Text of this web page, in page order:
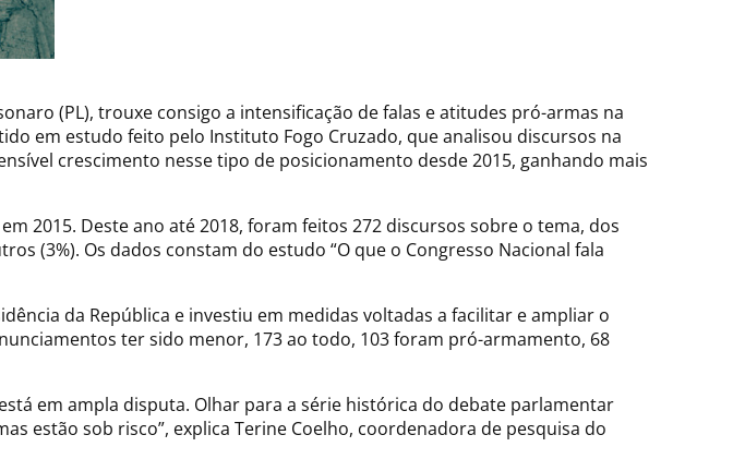
(PL), trouxe consigo a intensificação de falas e atitudes pró-armas na
em estudo feito pelo Instituto Fogo Cruzado, que analisou discursos na
crescimento nesse tipo de posicionamento desde 2015, ganhando mais
2015. Deste ano até 2018, foram feitos 272 discursos sobre o tema, dos
(3%). Os dados constam do estudo “O que o Congresso Nacional fala
da República e investiu em medidas voltadas a facilitar e ampliar o
ter sido menor, 173 ao todo, 103 foram pró-armamento, 68
em ampla disputa. Olhar para a série histórica do debate parlamentar
estão sob risco”, explica Terine Coelho, coordenadora de pesquisa do